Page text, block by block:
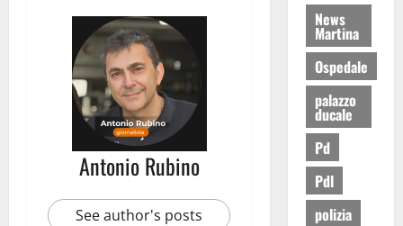
Antonio Rubino
See author's posts
News
Martina
Ospedale
palazzo
ducale
Pd
Pdl
polizia